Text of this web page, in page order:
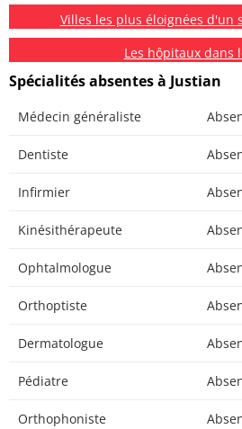
Villes les plus éloignées d'un
Les hôpitaux dans
Spécialités absentes à Justian
Médecin généraliste
Dentiste
Infirmier
Kinésithérapeute
Ophtalmologue
Orthoptiste
Dermatologue
Pédiatre
Orthophoniste